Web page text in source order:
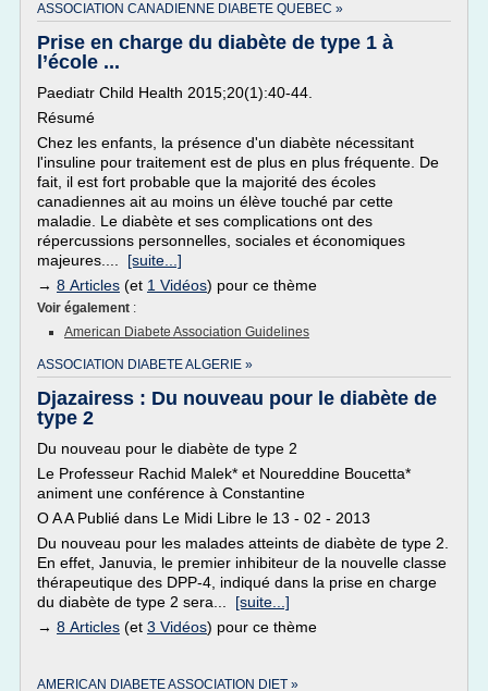
ASSOCIATION CANADIENNE DIABETE QUEBEC »
Prise en charge du diabète de type 1 à
l’école ...
Paediatr Child Health 2015;20(1):40-44.
Résumé
Chez les enfants, la présence d'un diabète nécessitant
l'insuline pour traitement est de plus en plus fréquente. De
fait, il est fort probable que la majorité des écoles
canadiennes ait au moins un élève touché par cette
maladie. Le diabète et ses complications ont des
répercussions personnelles, sociales et économiques
majeures.... [suite...]
→ 8 Articles (et 1 Vidéos) pour ce thème
Voir également :
American Diabete Association Guidelines
ASSOCIATION DIABETE ALGERIE »
Djazairess : Du nouveau pour le diabète de
type 2
Du nouveau pour le diabète de type 2
Le Professeur Rachid Malek* et Noureddine Boucetta*
animent une conférence à Constantine
O A A Publié dans Le Midi Libre le 13 - 02 - 2013
Du nouveau pour les malades atteints de diabète de type 2.
En effet, Januvia, le premier inhibiteur de la nouvelle classe
thérapeutique des DPP-4, indiqué dans la prise en charge
du diabète de type 2 sera... [suite...]
→ 8 Articles (et 3 Vidéos) pour ce thème
AMERICAN DIABETE ASSOCIATION DIET »